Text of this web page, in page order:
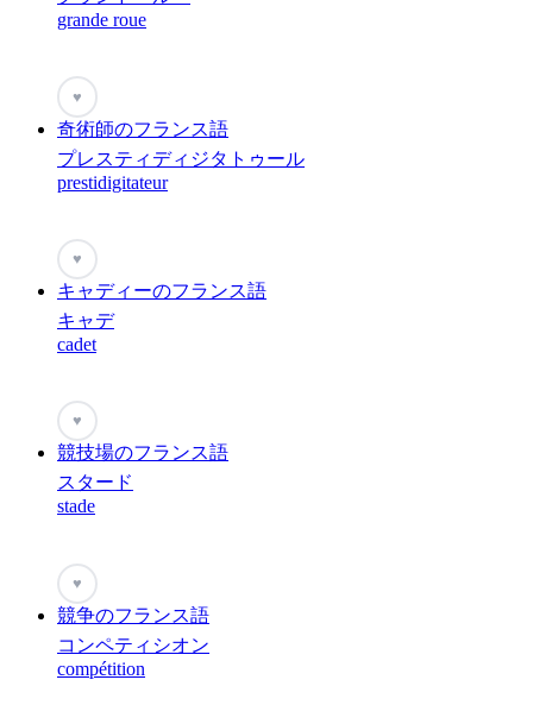
grande roue
♥
奇術師のフランス語
プレスティディジタトゥール
prestidigitateur
♥
キャディーのフランス語
キャデ
cadet
♥
競技場のフランス語
スタード
stade
♥
競争のフランス語
コンペティシオン
compétition